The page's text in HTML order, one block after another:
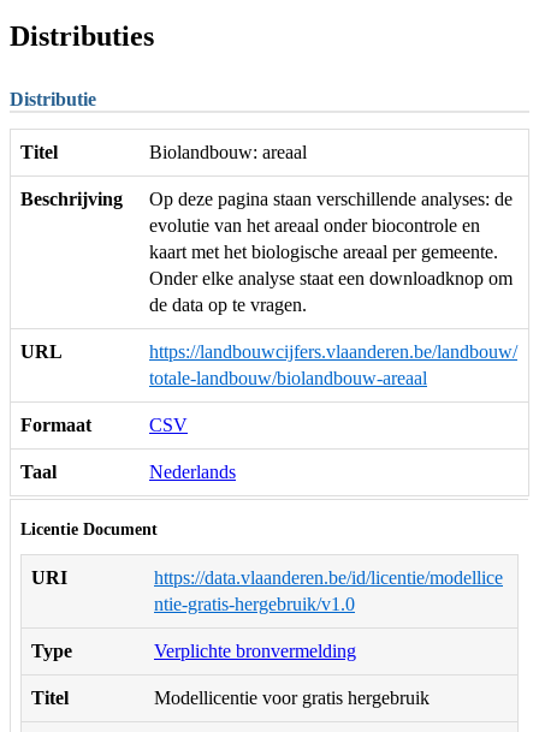
Distributies
Distributie
Titel Biolandbouw: areaal
Beschrijving
Op deze pagina staan verschillende analyses: de
evolutie van het areaal onder biocontrole en
kaart met het biologische areaal per gemeente.
Onder elke analyse staat een downloadknop om
de data op te vragen.
URL
https://landbouwcijfers.vlaanderen.be/landbouw/
totale-landbouw/biolandbouw-areaal
Formaat CSV
Taal Nederlands
Licentie Document
URI
https://data.vlaanderen.be/id/licentie/modellice
ntie-gratis-hergebruik/v1.0
Type Verplichte bronvermelding
Titel Modellicentie voor gratis hergebruik